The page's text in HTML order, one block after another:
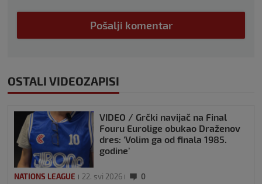
Pošalji komentar
OSTALI VIDEOZAPISI
VIDEO / Grčki navijač na Final
Fouru Eurolige obukao Draženov
dres: ‘Volim ga od finala 1985.
godine’
NATIONS LEAGUE 22. svi 2026 0